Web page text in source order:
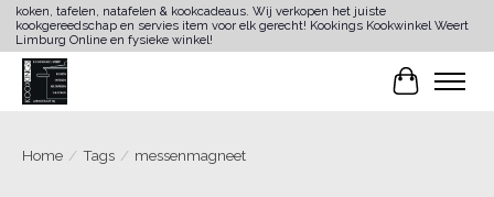
koken, tafelen, natafelen & kookcadeaus. Wij verkopen het juiste
kookgereedschap en servies item voor elk gerecht! Kookings Kookwinkel Weert
Limburg Online en fysieke winkel!
Home / Tags / messenmagneet